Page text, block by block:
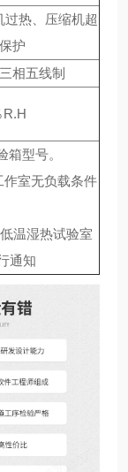
热、压缩机超
护
相五线制
箱型号。
室无负载条件
温湿热试验室
通知